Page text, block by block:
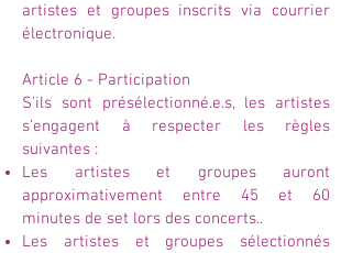
artistes et groupes inscrits via courrier
électronique.
Article 6 - Participation
S’ils sont présélectionné.e.s, les artistes
s’engagent à respecter les règles
suivantes :
Les artistes et groupes auront
approximativement entre 45 et 60
minutes de set lors des concerts..
Les artistes et groupes sélectionnés